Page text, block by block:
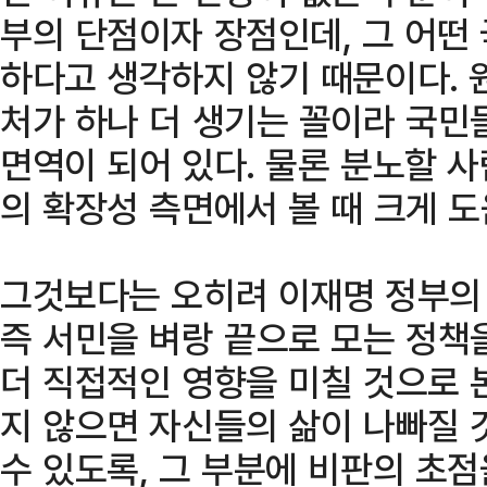
부의 단점이자 장점인데, 그 어
하다고 생각하지 않기 때문이다.
처가 하나 더 생기는 꼴이라 국
면역이 되어 있다. 물론 분노할
의 확장성 측면에서 볼 때 크게
그것보다는 오히려 이재명 정부
즉 서민을 벼랑 끝으로 모는 정
더 직접적인 영향을 미칠 것으로
지 않으면 자신들의 삶이 나빠질
수 있도록, 그 부분에 비판의 초